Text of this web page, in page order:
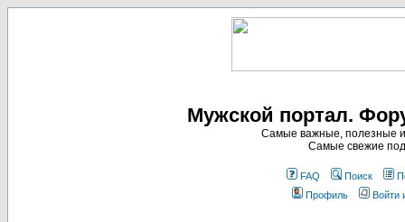
Мужской портал.
Самые важные, полезные и
Самые свежие
FAQ Поиск
Профиль
Войти